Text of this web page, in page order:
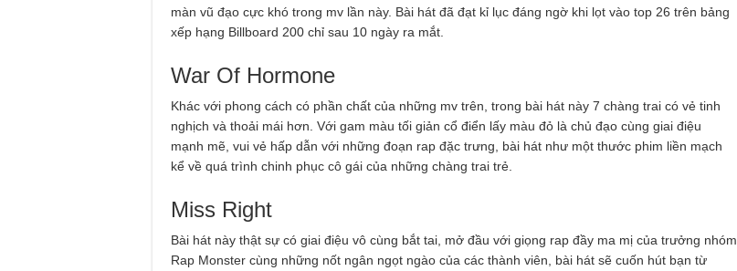
màn vũ đạo cực khó trong mv lần này. Bài hát đã đạt kỉ lục đáng ngờ khi lọt vào top 26 trên bảng
xếp hạng Billboard 200 chỉ sau 10 ngày ra mắt.
War Of Hormone
Khác với phong cách có phần chất của những mv trên, trong bài hát này 7 chàng trai có vẻ tinh
nghịch và thoải mái hơn. Với gam màu tối giản cổ điển lấy màu đỏ là chủ đạo cùng giai điệu
mạnh mẽ, vui vẻ hấp dẫn với những đoạn rap đặc trưng, bài hát như một thước phim liền mạch
kể về quá trình chinh phục cô gái của những chàng trai trẻ.
Miss Right
Bài hát này thật sự có giai điệu vô cùng bắt tai, mở đầu với giọng rap đầy ma mị của trưởng nhóm
Rap Monster cùng những nốt ngân ngọt ngào của các thành viên, bài hát sẽ cuốn hút bạn từ